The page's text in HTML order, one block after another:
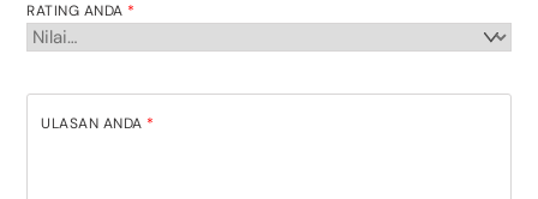
RATING ANDA *
ULASAN ANDA *